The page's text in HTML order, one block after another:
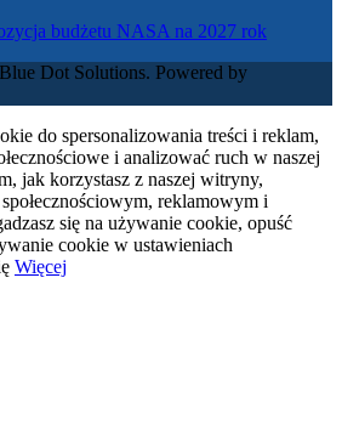
budżetu NASA na 2027 rok
Dot Solutions. Powered by
do spersonalizowania treści i reklam,
i analizować ruch w naszej
jak korzystasz z naszej witryny,
reklamowym i
się na używanie cookie, opuść
cookie w ustawieniach
Więcej